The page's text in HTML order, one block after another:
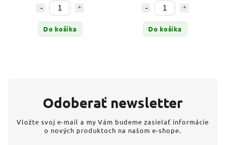
Do košíka Do košíka
Odoberať newsletter
Vložte svoj e-mail a my Vám budeme zasielať informácie
o nových produktoch na našom e-shope.